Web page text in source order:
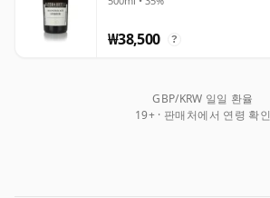
₩38,500 ?
GBP/KRW 일일 환율
19+ · 판매처에서 연령 확인